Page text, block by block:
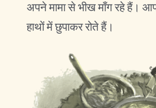
अपने मामा से भीख माँग रहे हैं।
हाथों में छुपाकर रोते हैं।